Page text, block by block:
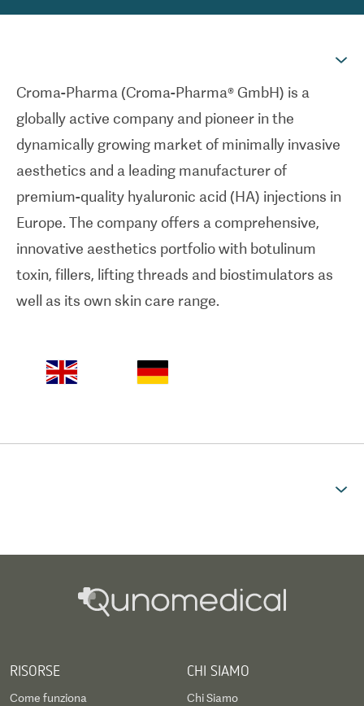
Croma-Pharma (Croma-Pharma® GmbH) is a
globally active company and pioneer in the
dynamically growing market of minimally invasive
aesthetics and a leading manufacturer of
premium-quality hyaluronic acid (HA) injections in
Europe. The company offers a comprehensive,
innovative aesthetics portfolio with botulinum
toxin, fillers, lifting threads and biostimulators as
well as its own skin care range.
RISORSE
Come funziona
CHI SIAMO
Chi Siamo